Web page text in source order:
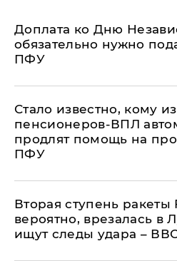
Доплата ко Дню
обязательно нужно
ПФУ
Стало известно, кому
пенсионеров-ВПЛ
продлят помощь на
ПФУ
Вторая ступень ракеты
вероятно, врезалась в
ищут следы удара –